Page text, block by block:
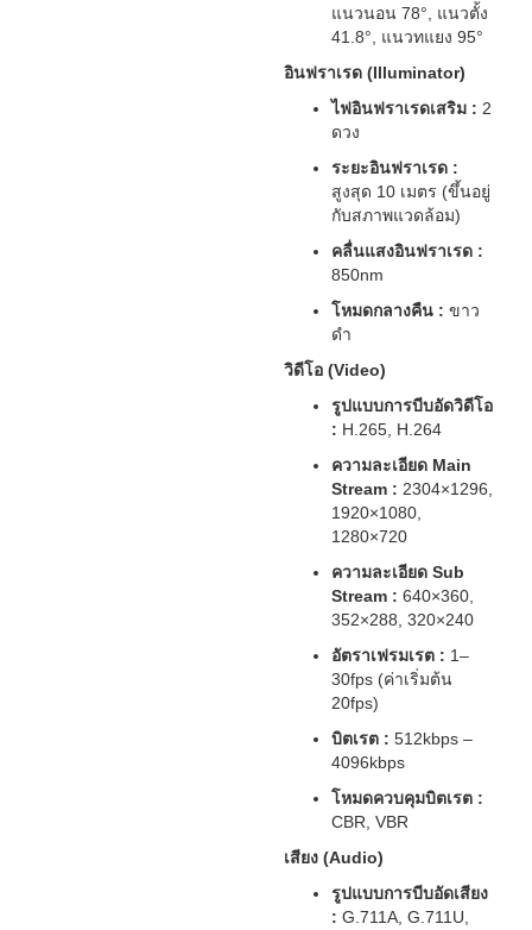
แนวนอน 78°, แนวตั้ง
41.8°, แนวทแยง 95°
อินฟราเรด (Illuminator)
ไฟอินฟราเรดเสริม : 2
ดวง
ระยะอินฟราเรด :
สูงสุด 10 เมตร (ขึ้นอยู่
กับสภาพแวดล้อม)
คลื่นแสงอินฟราเรด :
850nm
โหมดกลางคืน : ขาว
ดำ
วิดีโอ (Video)
รูปแบบการบีบอัดวิดีโอ
: H.265, H.264
ความละเอียด Main
Stream : 2304×1296,
1920×1080,
1280×720
ความละเอียด Sub
Stream : 640×360,
352×288, 320×240
อัตราเฟรมเรต : 1–
30fps (ค่าเริ่มต้น
20fps)
บิตเรต : 512kbps –
4096kbps
โหมดควบคุมบิตเรต :
CBR, VBR
เสียง (Audio)
รูปแบบการบีบอัดเสียง
: G.711A, G.711U,